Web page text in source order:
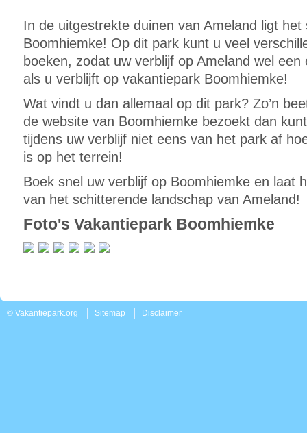
In de uitgestrekte duinen van Ameland ligt
Boomhiemke! Op dit park kunt u veel
boeken, zodat uw verblijf op Ameland wel
als u verblijft op vakantiepark Boomhiemke!
Wat vindt u dan allemaal op dit park? Zo’n
de website van Boomhiemke bezoekt dan
tijdens uw verblijf niet eens van het park af
is op het terrein!
Boek snel uw verblijf op Boomhiemke en laat
van het schitterende landschap van Ameland!
Foto's Vakantiepark Boomhiemke
© Vakantiepark.org Sitemap Disclaimer